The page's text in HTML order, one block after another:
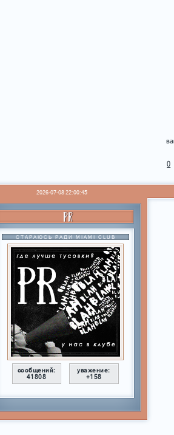
0
2026-07-08 22:00:45
PR
СТАРАЮСЬ РАДИ MIAMI CLUB
сообщений:
41808
уважение:
+158